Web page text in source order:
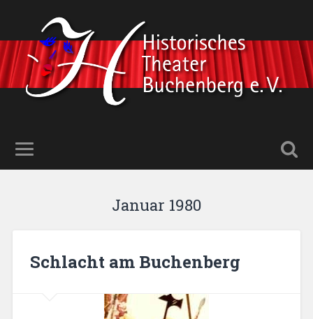
Januar 1980
Schlacht am Buchenberg